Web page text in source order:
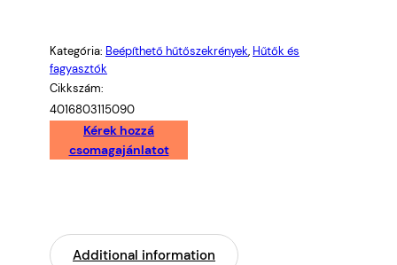
SmartFrost
178cm
quantity
Cikkszám:
4016803115090
Kategória: Beépíthető hűtőszekrények, Hűtők és
fagyasztók
Kérek hozzá
csomagajánlatot
Additional information